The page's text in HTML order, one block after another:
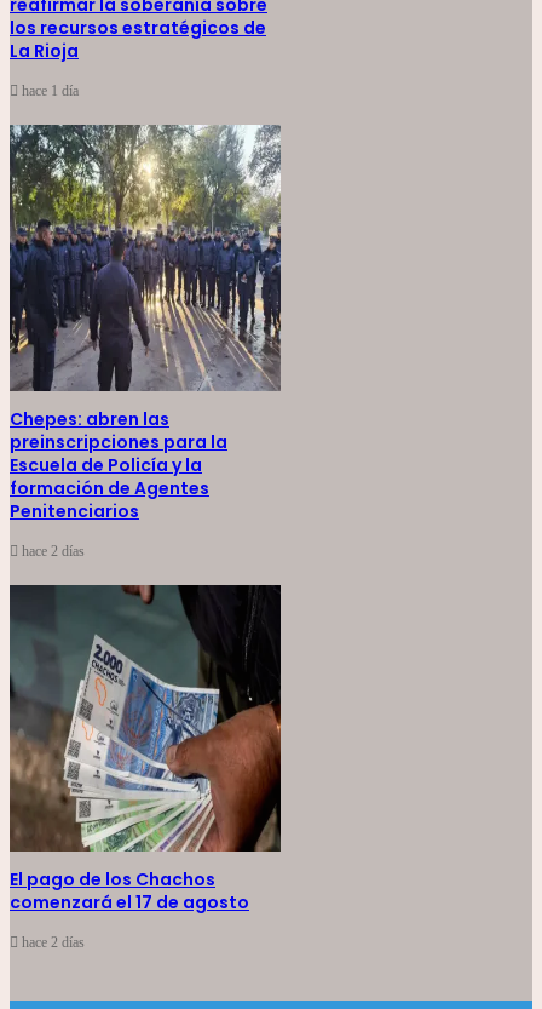
reafirmar la soberanía sobre
los recursos estratégicos de
La Rioja
hace 1 día
Chepes: abren las
preinscripciones para la
Escuela de Policía y la
formación de Agentes
Penitenciarios
hace 2 días
El pago de los Chachos
comenzará el 17 de agosto
hace 2 días